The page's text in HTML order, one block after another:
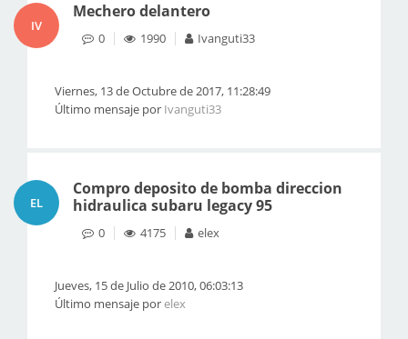
IV
Mechero delantero
0 1990 Ivanguti33
Viernes, 13 de Octubre de 2017, 11:28:49
Último mensaje por Ivanguti33
EL
Compro deposito de bomba direccion
hidraulica subaru legacy 95
0 4175 elex
Jueves, 15 de Julio de 2010, 06:03:13
Último mensaje porelex